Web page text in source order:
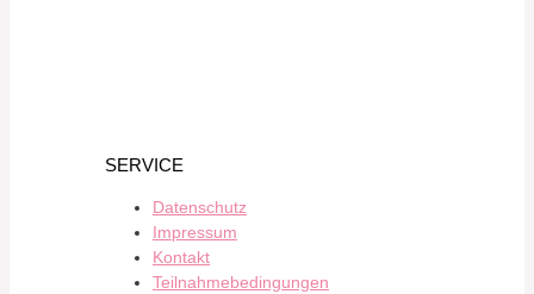
SERVICE
Datenschutz
Impressum
Kontakt
Teilnahmebedingungen